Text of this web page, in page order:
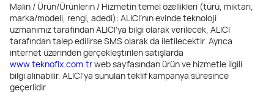
Malın / Ürün/Ürünlerin / Hizmetin temel özellikleri (türü, miktarı,
marka/modeli, rengi, adedi): ALICI’nın evinde teknoloji
uzmanımız tarafından ALICI’ya bilgi olarak verilecek, ALICI
tarafından talep edilirse SMS olarak da iletilecektir. Ayrıca
internet üzerinden gerçekleştirilen satışlarda
www.teknofix.com.trweb sayfasından ürün ve hizmetle ilgili
bilgi alınabilir. ALICI’ya sunulan teklif kampanya süresince
geçerlidir.